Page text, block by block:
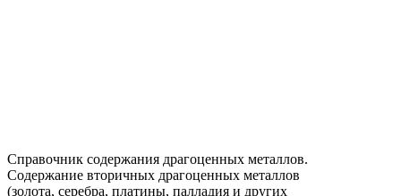
Справочник содержания драгоценных металлов.
Содержание вторичных драгоценных металлов
(золота, серебра, платины, палладия и других